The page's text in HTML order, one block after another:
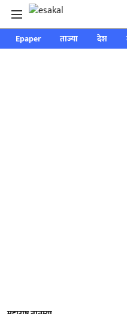
Epaper ताज्या देश